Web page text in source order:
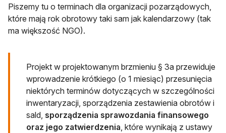
Piszemy tu o terminach dla organizacji pozarządowych,
które mają rok obrotowy taki sam jak kalendarzowy (tak
ma większość NGO).
Projekt w projektowanym brzmieniu § 3a przewiduje
wprowadzenie krótkiego (o 1 miesiąc) przesunięcia
niektórych terminów dotyczących w szczególności
inwentaryzacji, sporządzenia zestawienia obrotów i
sald, sporządzenia sprawozdania finansowego
oraz jego zatwierdzenia, które wynikają z ustawy